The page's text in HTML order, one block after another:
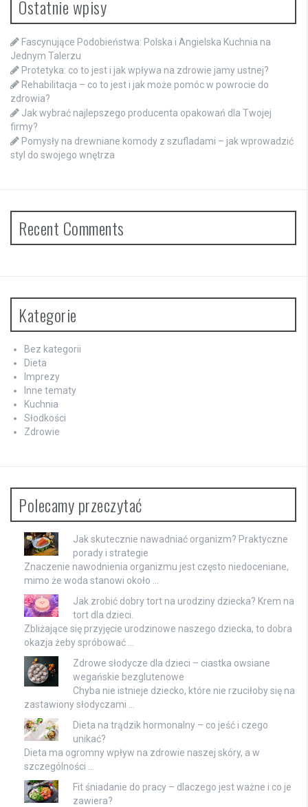
Ostatnie wpisy
Fascynujące Podobieństwa: Polska i Angielska Kuchnia na
Jednym Talerzu
Protetyka: co to jest i jak wpływa na zdrowie jamy ustnej?
Rehabilitacja – co to jest i jak może pomóc w powrocie do
zdrowia?
Jak wybrać najlepszego producenta opakowań dla Twojej
firmy?
Pomysły na drewniane komody z szufladami – jak wprowadzić
styl do swojego wnętrza
Recent Comments
Kategorie
Bez kategorii
Dieta
Imprezy
Inne tematy
Kuchnia
Słodkości
Zdrowie
Polecamy przeczytać
Jak skutecznie nawadniać organizm? Praktyczne
porady i strategie
Znaczenie nawodnienia organizmu jest często niedoceniane,
mimo że woda stanowi około …
Jak zrobić dobry tort na urodziny dziecka? Krem na
tort dla dzieci.
Zbliżające się przyjęcie urodzinowe naszego dziecka, to dobra
okazja żeby spróbować …
Zdrowe słodycze dla dzieci – ciastka owsiane
wegańskie bezglutenowe
Chyba nie istnieje dziecko, które nie rzuciłoby się na
zastawiony słodyczami …
Dieta na trądzik hormonalny – co jeść i czego
unikać?
Dieta ma ogromny wpływ na zdrowie naszej skóry, a w
szczególności …
Fit śniadanie do pracy – dlaczego jest ważne i co je
zawiera?